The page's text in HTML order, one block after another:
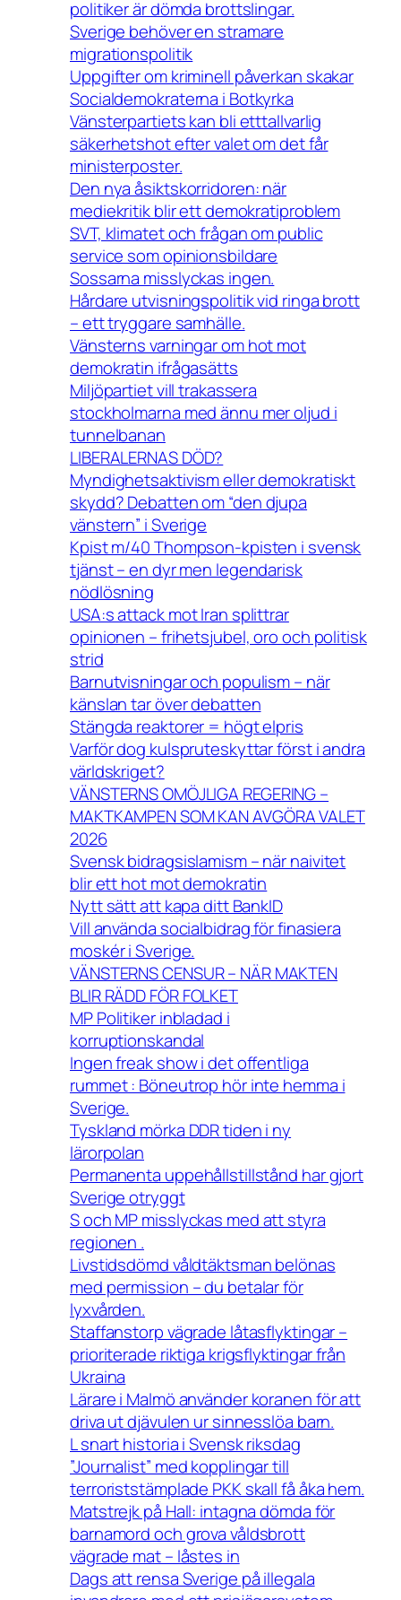
politiker är dömda brottslingar.
Sverige behöver en stramare
migrationspolitik
Uppgifter om kriminell påverkan skakar
Socialdemokraterna i Botkyrka
Vänsterpartiets kan bli etttallvarlig
säkerhetshot efter valet om det får
ministerposter.
Den nya åsiktskorridoren: när
mediekritik blir ett demokratiproblem
SVT, klimatet och frågan om public
service som opinionsbildare
Sossarna misslyckas ingen.
Hårdare utvisningspolitik vid ringa brott
– ett tryggare samhälle.
Vänsterns varningar om hot mot
demokratin ifrågasätts
Miljöpartiet vill trakassera
stockholmarna med ännu mer oljud i
tunnelbanan
LIBERALERNAS DÖD?
Myndighetsaktivism eller demokratiskt
skydd? Debatten om “den djupa
vänstern” i Sverige
Kpist m/40 Thompson-kpisten i svensk
tjänst – en dyr men legendarisk
nödlösning
USA:s attack mot Iran splittrar
opinionen – frihetsjubel, oro och politisk
strid
Barnutvisningar och populism – när
känslan tar över debatten
Stängda reaktorer = högt elpris
Varför dog kulspruteskyttar först i andra
världskriget?
VÄNSTERNS OMÖJLIGA REGERING –
MAKTKAMPEN SOM KAN AVGÖRA VALET
2026
Svensk bidragsislamism – när naivitet
blir ett hot mot demokratin
Nytt sätt att kapa ditt BankID
Vill använda socialbidrag för finasiera
moskér i Sverige.
VÄNSTERNS CENSUR – NÄR MAKTEN
BLIR RÄDD FÖR FOLKET
MP Politiker inbladad i
korruptionskandal
Ingen freak show i det offentliga
rummet : Böneutrop hör inte hemma i
Sverige.
Tyskland mörka DDR tiden i ny
lärorpolan
Permanenta uppehållstillstånd har gjort
Sverige otryggt
S och MP misslyckas med att styra
regionen .
Livstidsdömd våldtäktsman belönas
med permission – du betalar för
lyxvården.
Staffanstorp vägrade låtasflyktingar –
prioriterade riktiga krigsflyktingar från
Ukraina
Lärare i Malmö använder koranen för att
driva ut djävulen ur sinnesslöa barn.
L snart historia i Svensk riksdag
”Journalist” med kopplingar till
terroriststämplade PKK skall få åka hem.
Matstrejk på Hall: intagna dömda för
barnamord och grova våldsbrott
vägrade mat – låstes in
Dags att rensa Sverige på illegala